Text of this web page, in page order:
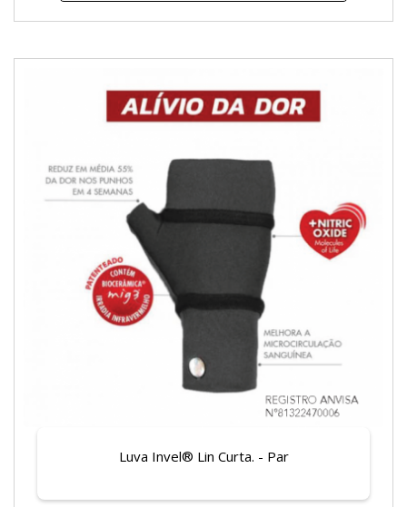
Luva Invel® Lin Curta. - Par